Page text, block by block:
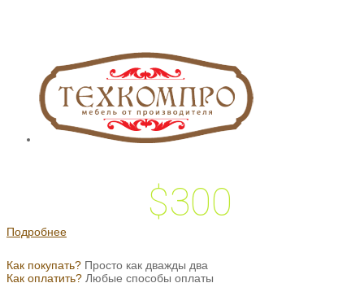
$300
Подробнее
Как покупать? Просто как дважды два
Как оплатить? Любые способы оплаты